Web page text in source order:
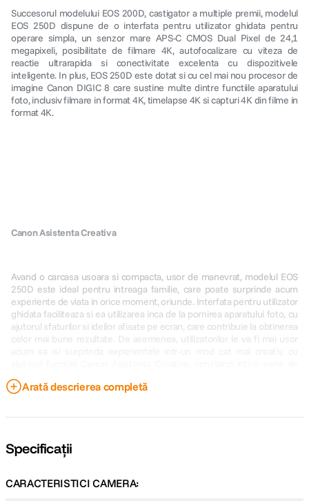
Succesorul modelului EOS 200D, castigator a multiple premii, modelul
EOS 250D dispune de o interfata pentru utilizator ghidata pentru
operare simpla, un senzor mare APS-C CMOS Dual Pixel de 24,1
megapixeli, posibilitate de filmare 4K, autofocalizare cu viteza de
reactie ultrarapida si conectivitate excelenta cu dispozitivele
inteligente. In plus, EOS 250D este dotat si cu cel mai nou procesor de
imagine Canon DIGIC 8 care sustine multe dintre functiile aparatului
foto, inclusiv filmare in format 4K, timelapse 4K si capturi 4K din filme in
format 4K.
Canon Asistenta Creativa
Avand o carcasa usoara si compacta, usor de manevrat, modelul EOS
250D este ideal pentru intreaga familie, care poate surprinde acum
experiente de viata in orice moment, oriunde. Interfata pentru utilizator
ghidata faciliteaza si ea utilizarea inca de la pornirea aparatului foto, cu
ajutorul sfaturilor si ideilor afisate pe ecran, care contribuie la obtinerea
celor mai bune rezultate. De asemenea, utilizatorilor le va fi mai usor
efecte, filtre si instrumente de reglare a culorii ce pot fi aplicate pe
fotografii la incadrare sau dupa realizarea unei fotografii.
Arată descrierea completă
Specificații
CARACTERISTICI CAMERA: